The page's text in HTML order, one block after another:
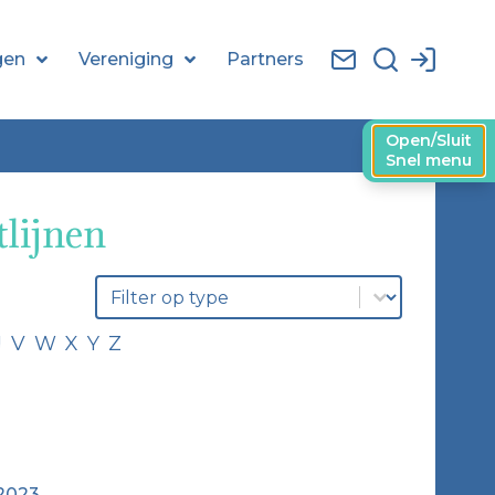
Vereniging Partners
Filter op prod-type
Select content
V W X Y Z
Open/Sluit
Snel menu